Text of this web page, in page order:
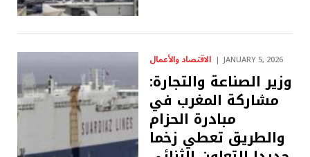
الاقتصاد والأعمال JANUARY 5, 2026
وزير الصناعة والتجارة:
مشاركة المغرب في
مبادرة الحزام
والطريق تعطي زخما